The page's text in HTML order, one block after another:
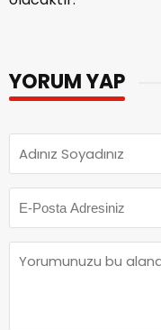
YORUM YAP